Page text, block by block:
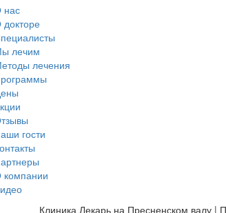
нас
лечим
лечения
гости
компании
Клиника Лекарь на Пресненском валу |